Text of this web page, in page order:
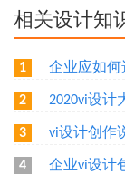
相关设计知
1 企业应如何
2 2020vi设计
3 vi设计创作
4 企业vi设计